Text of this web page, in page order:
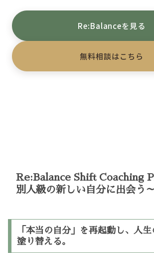
Re:Balanceを見る
無料相談はこちら
Re:Balance Shift Coaching
別人級の新しい自分に出会う～
「本当の自分」を再起動し、人
塗り替える。